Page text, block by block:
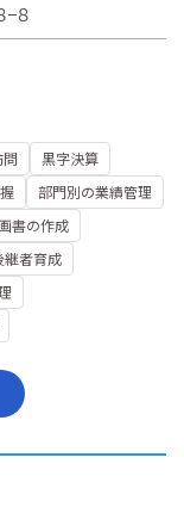
８
黒字決算
部門別の業績管理
書の作成
継者育成